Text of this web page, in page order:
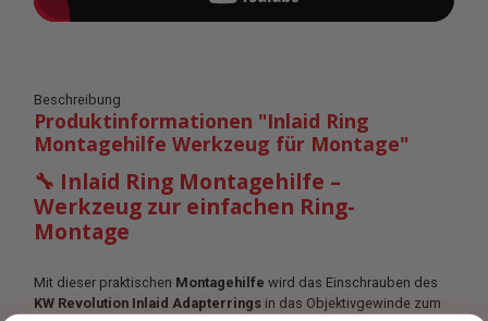
Beschreibung
Produktinformationen "Inlaid Ring
Montagehilfe Werkzeug für Montage"
🔧 Inlaid Ring Montagehilfe –
Werkzeug zur einfachen Ring-
Montage
Mit dieser praktischen Montagehilfe wird das Einschrauben des
KW Revolution Inlaid Adapterrings in das Objektivgewinde zum